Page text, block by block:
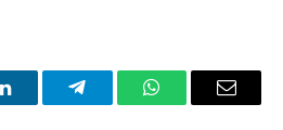
LinkedInTelegramWhatsAppEmail